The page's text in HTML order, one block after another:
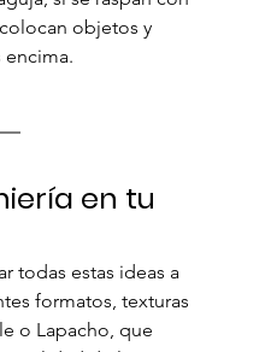
objetos y
encima.
en tu
todas estas ideas a
formatos, texturas
o Lapacho, que